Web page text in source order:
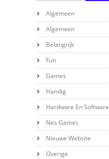
Algemeen
Algemeen
Belangrijk
Fun
Games
Handig
Hardware En Software
Nes Games
Nieuwe Website
Overige